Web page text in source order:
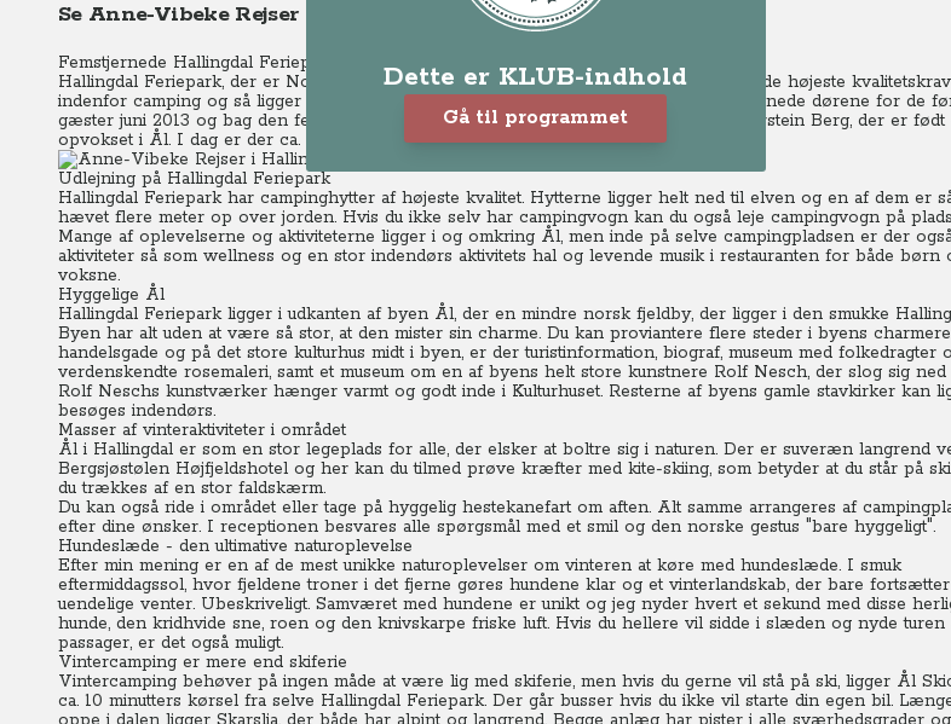
Se Anne-Vibeke Rejser - Ål i Hallingdal (vinter)
Dette er KLUB-indhold
Gå til programmet
Femstjernede Hallingdal Feriepark er suveræn
Hallingdal Feriepark, der er Norges første femstjernede campingplads, er anlagt ud fra de højeste kvalitetskrav
indenfor camping og så ligger den naturskønt lige ned til elven. Hallingdal Feriepark åbnede dørene for de
gæster juni 2013 og bag den femstjernede campingplads står den norske investor Thorstein Berg, der er født
opvokset i Ål. I dag er der ca. 250 pladser, men planerne er at have 450 pladser.
Udlejning på Hallingdal Feriepark
Hallingdal Feriepark har campinghytter af højeste kvalitet. Hytterne ligger helt ned til elven og en af dem er
hævet flere meter op over jorden. Hvis du ikke selv har campingvogn kan du også leje campingvogn på
Mange af oplevelserne og aktiviteterne ligger i og omkring Ål, men inde på selve campingpladsen er der
aktiviteter så som wellness og en stor indendørs aktivitets hal og levende musik i restauranten for både børn
voksne.
Hyggelige Ål
Hallingdal Feriepark ligger i udkanten af byen Ål, der en mindre norsk fjeldby, der ligger i den smukke
Byen har alt uden at være så stor, at den mister sin charme. Du kan proviantere flere steder i byens
handelsgade og på det store kulturhus midt i byen, er der turistinformation, biograf, museum med folkedragter
verdenskendte rosemaleri, samt et museum om en af byens helt store kunstnere Rolf Nesch, der slog sig
Rolf Neschs kunstværker hænger varmt og godt inde i Kulturhuset. Resterne af byens gamle stavkirker kan
besøges indendørs.
Masser af vinteraktiviteter i området
Ål i Hallingdal er som en stor legeplads for alle, der elsker at boltre sig i naturen. Der er suveræn langrend
Bergsjøstølen Højfjeldshotel og her kan du tilmed prøve kræfter med kite-skiing, som betyder at du står på
du trækkes af en stor faldskærm.
Du kan også ride i området eller tage på hyggelig hestekanefart om aften. Alt samme arrangeres af
efter dine ønsker. I receptionen besvares alle spørgsmål med et smil og den norske gestus "bare hyggeligt".
Hundeslæde - den ultimative naturoplevelse
Efter min mening er en af de mest unikke naturoplevelser om vinteren at køre med hundeslæde. I smuk
eftermiddagssol, hvor fjeldene troner i det fjerne gøres hundene klar og et vinterlandskab, der bare
uendelige venter. Ubeskriveligt. Samværet med hundene er unikt og jeg nyder hvert et sekund med disse
hunde, den kridhvide sne, roen og den knivskarpe friske luft. Hvis du hellere vil sidde i slæden og nyde turen
passager, er det også muligt.
Vintercamping er mere end skiferie
Vintercamping behøver på ingen måde at være lig med skiferie, men hvis du gerne vil stå på ski, ligger Ål
ca. 10 minutters kørsel fra selve Hallingdal Feriepark. Der går busser hvis du ikke vil starte din egen bil.